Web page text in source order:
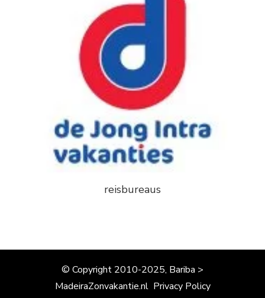
reisbureaus
© Copyright 2010-2025, Bariba >
MadeiraZonvakantie.nl Privacy Policy